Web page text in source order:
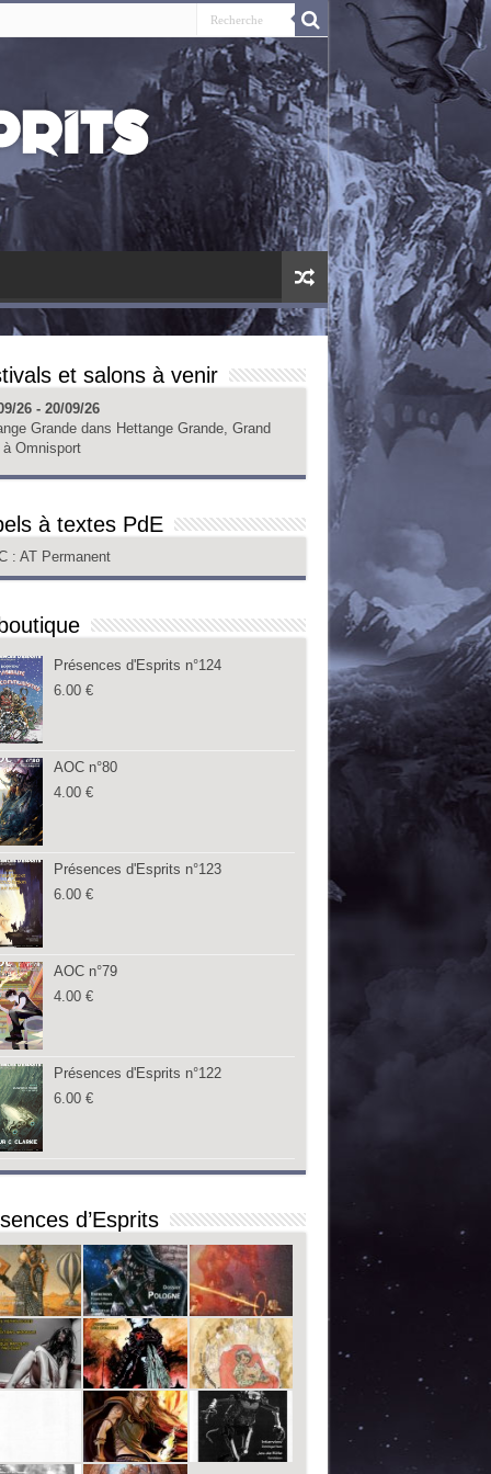
et salons à venir
26 - 20/09/26
Grande dans Hettange Grande, Grand
à Omnisport
à textes PdE
: AT Permanent
Présences d'Esprits n°124
6.00 €
AOC n°80
4.00 €
Présences d'Esprits n°123
6.00 €
AOC n°79
4.00 €
Présences d'Esprits n°122
6.00 €
d’Esprits